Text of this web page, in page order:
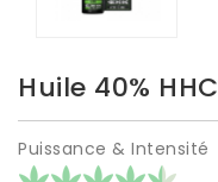
Huile 40% HHC
Puissance & Intensité